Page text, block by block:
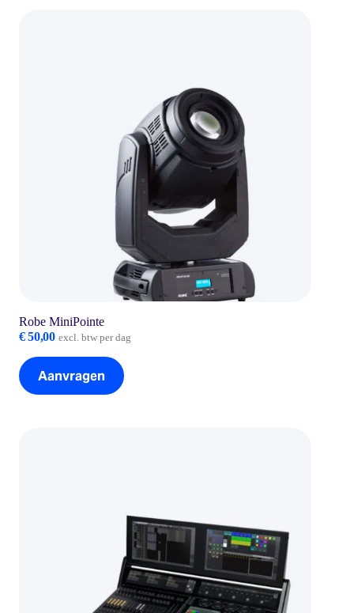
Robe MiniPointe
€50,00 excl. btw per dag
Aanvragen